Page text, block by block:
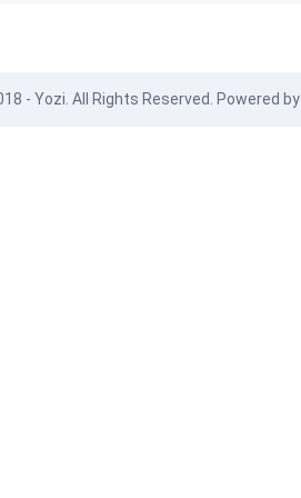
- Yozi. All Rights Reserved. Powered by